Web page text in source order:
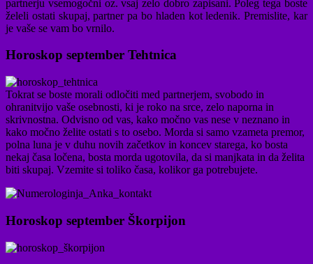
partnerju vsemogočni oz. vsaj zelo dobro zapisani. Poleg tega boste
želeli ostati skupaj, partner pa bo hladen kot ledenik. Premislite, kar
je vaše se vam bo vrnilo.
Horoskop september Tehtnica
Tokrat se boste morali odločiti med partnerjem, svobodo in
ohranitvijo vaše osebnosti, ki je roko na srce, zelo naporna in
skrivnostna. Odvisno od vas, kako močno vas nese v neznano in
kako močno želite ostati s to osebo. Morda si samo vzameta premor,
polna luna je v duhu novih začetkov in koncev starega, ko bosta
nekaj časa ločena, bosta morda ugotovila, da si manjkata in da želita
biti skupaj. Vzemite si toliko časa, kolikor ga potrebujete.
Horoskop september Škorpijon